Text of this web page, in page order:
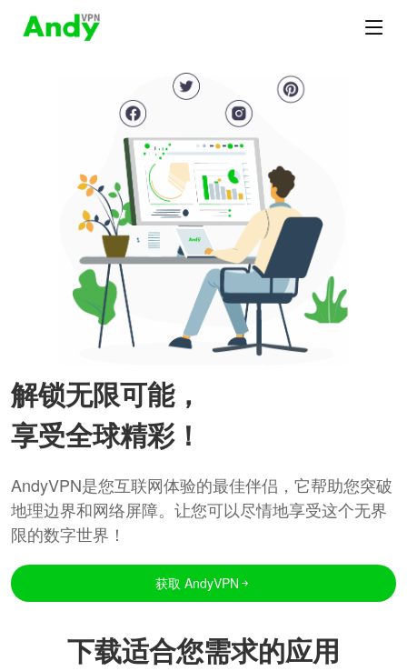
解锁无限可能，
享受全球精彩！
AndyVPN是您互联网体验的最佳伴侣，它帮助您突破
地理边界和网络屏障。让您可以尽情地享受这个无界
限的数字世界！
获取 AndyVPN
下载适合您需求的应用